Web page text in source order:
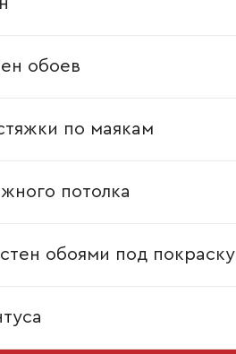
обоев
по маякам
потолка
обоями под покраску